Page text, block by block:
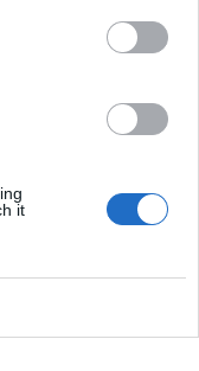
it
über den
schließen und euch neu
überhaupt nicht.
User ID mit an